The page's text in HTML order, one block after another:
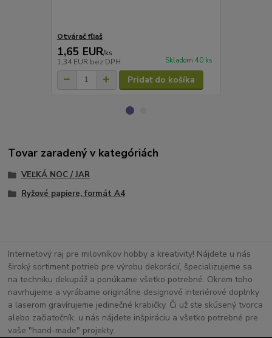
Otvárač fľiaš
1,65 EUR/ks
1,34 EUR bez DPH Skladom 40 ks
Pridať do košíka
Tovar zaradený v kategóriách
VEĽKÁ NOC / JAR
Ryžové papiere, formát A4
Internetový raj pre milovníkov hobby a kreativity! Nájdete u nás
široký sortiment potrieb pre výrobu dekorácií, špecializujeme sa
na techniku dekupáž a ponúkame všetko potrebné. Okrem toho
navrhujeme a vyrábame originálne designové interiérové doplnky
a laserom gravírujeme jedinečné krabičky. Či už ste skúsený tvorca
alebo začiatočník, u nás nájdete inšpiráciu a všetko potrebné pre
vaše "hand-made" projekty.